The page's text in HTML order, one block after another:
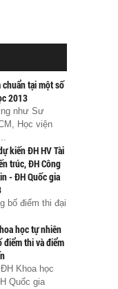
tại một số
2013
như Sư
Học viện
kiến ĐH HV Tài
trúc, ĐH Công
- ĐH Quốc gia
bố điểm thi đại
học tự nhiên
điểm thi và điểm
Khoa học
Quốc gia